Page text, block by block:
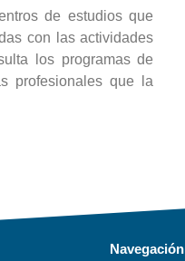
de estudios que
con las actividades
los programas de
profesionales que la
Navegación